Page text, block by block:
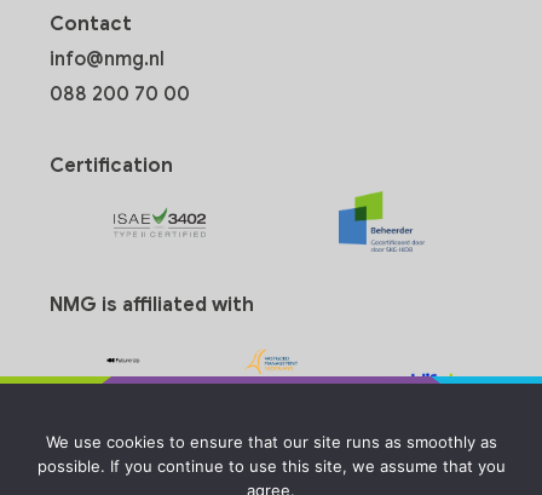
Contact
info@nmg.nl
088 200 70 00
Certification
NMG is affiliated with
We use cookies to ensure that our site runs as smoothly as
possible. If you continue to use this site, we assume that you
agree.